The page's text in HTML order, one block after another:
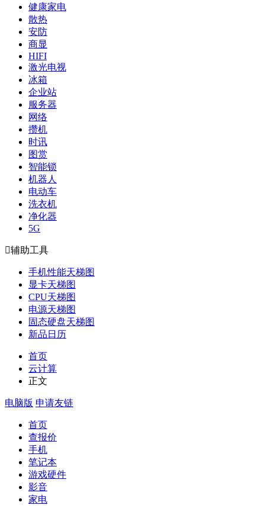
健康家电
散热
安防
商显
HIFI
激光电视
冰箱
企业站
服务器
网络
攒机
时讯
图赏
智能锁
机器人
电动车
洗衣机
净化器
5G
辅助工具
手机性能天梯图
显卡天梯图
CPU天梯图
电源天梯图
固态硬盘天梯图
新品日历
首页
云计算
正文
电脑版 申请友链
首页
查报价
手机
笔记本
游戏硬件
影音
家电